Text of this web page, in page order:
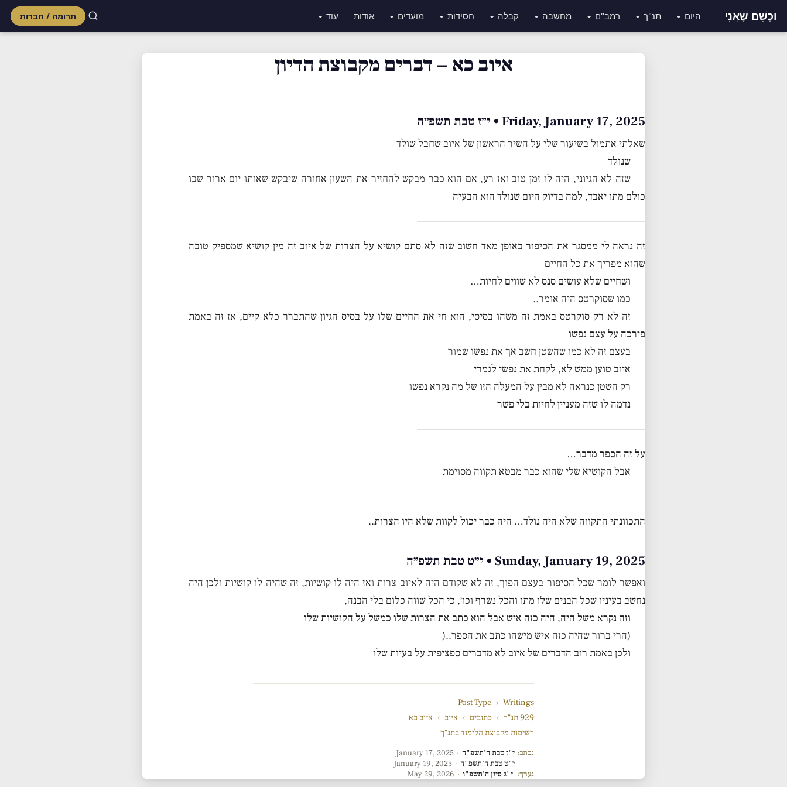
וּכְשֵׁם שֶׁאֲנִי היום תנ"ך רמב"ם מחשבה קבלה חסידות מועדים אודות עוד תרומה / חברות
איוב כא – דברים מקבוצת הדיון
Friday, January 17, 2025 • י״ז טבת תשפ״ה
שאלתי אתמול בשיעור שלי על השיר הראשון של איוב שחבל שולד
שנולד
שזה לא הגיוני, היה לו זמן טוב ואז רע, אם הוא כבר מבקש להחזיר את השעון אחורה שיבקש שאותו יום ארור שבו
כולם מתו יאבד, למה בדיוק היום שנולד הוא הבעיה
זה נראה לי ממסגר את הסיפור באופן מאד חשוב שזה לא סתם קושיא על הצרות של איוב זה מין קושיא שמספיק טובה
שהוא מפריך את כל החיים
ושחיים שלא עושים סנס לא שווים לחיות…
כמו שסוקרטס היה אומר..
זה לא רק סוקרטס באמת זה משהו בסיסי, הוא חי את החיים שלו על בסיס הגיון שהתברר כלא קיים, אז זה באמת
פירכה על עצם נפשו
בעצם זה לא כמו שהשטן חשב אך את נפשו שמור
איוב טוען ממש לא, לקחת את נפשי לגמרי
רק השטן כנראה לא מבין על המעלה הזו של מה נקרא נפשו
נדמה לו שזה מעניין לחיות בלי פשר
על זה הספר מדבר…
אבל הקושיא שלי שהוא כבר מבטא תקווה מסוימת
התכוונתי התקווה שלא היה נולד… היה כבר יכול לקוות שלא היו הצרות..
Sunday, January 19, 2025 • י״ט טבת תשפ״ה
ואפשר לומר שכל הסיפור בעצם הפוך, זה לא שקודם היה לאיוב צרות ואז היה לו קושיות, זה שהיה לו קושיות ולכן היה
נחשב בעיניו שכל הבנים שלו מתו והכל נשרף וכו׳, כי הכל שווה כלום בלי הבנה,
וזה נקרא משל היה, היה כזה איש אבל הוא כתב את הצרות שלו כמשל על הקושיות שלו
(הרי ברור שהיה כזה איש מישהו כתב את הספר..(
ולכן באמת רוב הדברים של איוב לא מדברים ספציפית על בעיות שלו
Post Type › Writings
929 תנ"ך
› כתובים › איוב › איוב כא
רשימות מקבוצת הלימוד בתנ"ך
נכתב: י"ז טבת ה'תשפ"ה ·
January 17, 2025
י"ט טבת ה'תשפ"ה ·
January 19, 2025
נערך: י"ג סיון ה'תשפ"ו ·
May 29, 2026